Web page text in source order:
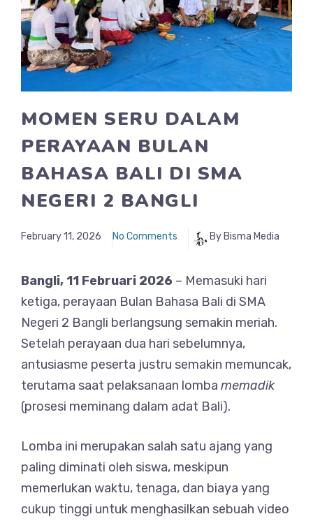
MOMEN SERU DALAM
PERAYAAN BULAN
BAHASA BALI DI SMA
NEGERI 2 BANGLI
February 11, 2026 No Comments By Bisma Media
Bangli, 11 Februari 2026 – Memasuki hari
ketiga, perayaan Bulan Bahasa Bali di SMA
Negeri 2 Bangli berlangsung semakin meriah.
Setelah perayaan dua hari sebelumnya,
antusiasme peserta justru semakin memuncak,
terutama saat pelaksanaan lomba memadik
(prosesi meminang dalam adat Bali).
Lomba ini merupakan salah satu ajang yang
paling diminati oleh siswa, meskipun
memerlukan waktu, tenaga, dan biaya yang
cukup tinggi untuk menghasilkan sebuah video